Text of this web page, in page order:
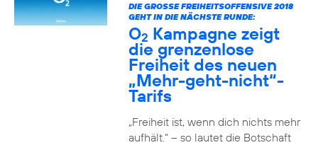
DIE GROSSE FREIHEITSOFFENSIVE 2018 G
EHT IN DIE NÄCHSTE RUNDE:
O2 Kampagne zeigt
die grenzenlose
Freiheit des neuen
„Mehr-geht-nicht“-
Tarifs
„Freiheit ist, wenn dich nichts mehr
aufhält.“ – so lautet die Botschaft